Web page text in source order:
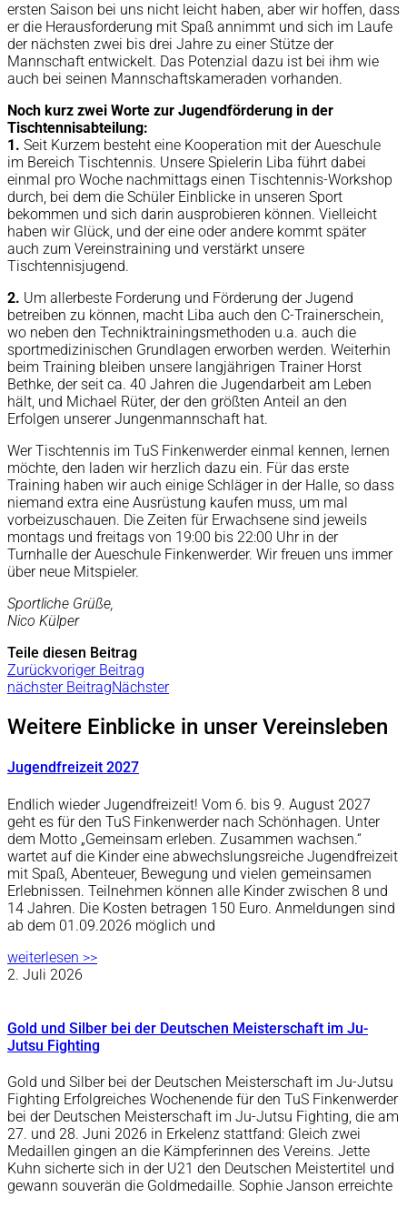
ersten Saison bei uns nicht leicht haben, aber wir hoffen, dass
er die Herausforderung mit Spaß annimmt und sich im Laufe
der nächsten zwei bis drei Jahre zu einer Stütze der
Mannschaft entwickelt. Das Potenzial dazu ist bei ihm wie
auch bei seinen Mannschaftskameraden vorhanden.
Noch kurz zwei Worte zur Jugendförderung in der
Tischtennisabteilung:
1. Seit Kurzem besteht eine Kooperation mit der Aueschule
im Bereich Tischtennis. Unsere Spielerin Liba führt dabei
einmal pro Woche nachmittags einen Tischtennis-Workshop
durch, bei dem die Schüler Einblicke in unseren Sport
bekommen und sich darin ausprobieren können. Vielleicht
haben wir Glück, und der eine oder andere kommt später
auch zum Vereinstraining und verstärkt unsere
Tischtennisjugend.
2. Um allerbeste Forderung und Förderung der Jugend
betreiben zu können, macht Liba auch den C-Trainerschein,
wo neben den Techniktrainingsmethoden u.a. auch die
sportmedizinischen Grundlagen erworben werden. Weiterhin
beim Training bleiben unsere langjährigen Trainer Horst
Bethke, der seit ca. 40 Jahren die Jugendarbeit am Leben
hält, und Michael Rüter, der den größten Anteil an den
Erfolgen unserer Jungenmannschaft hat.
Wer Tischtennis im TuS Finkenwerder einmal kennen, lernen
möchte, den laden wir herzlich dazu ein. Für das erste
Training haben wir auch einige Schläger in der Halle, so dass
niemand extra eine Ausrüstung kaufen muss, um mal
vorbeizuschauen. Die Zeiten für Erwachsene sind jeweils
montags und freitags von 19:00 bis 22:00 Uhr in der
Turnhalle der Aueschule Finkenwerder. Wir freuen uns immer
über neue Mitspieler.
Sportliche Grüße,
Nico Külper
Teile diesen Beitrag
Zurückvoriger Beitrag
nächster BeitragNächster
Weitere Einblicke in unser Vereinsleben
Jugendfreizeit 2027
Endlich wieder Jugendfreizeit! Vom 6. bis 9. August 2027
geht es für den TuS Finkenwerder nach Schönhagen. Unter
dem Motto „Gemeinsam erleben. Zusammen wachsen.“
wartet auf die Kinder eine abwechslungsreiche Jugendfreizeit
mit Spaß, Abenteuer, Bewegung und vielen gemeinsamen
Erlebnissen. Teilnehmen können alle Kinder zwischen 8 und
14 Jahren. Die Kosten betragen 150 Euro. Anmeldungen sind
ab dem 01.09.2026 möglich und
weiterlesen >>
2. Juli 2026
Gold und Silber bei der Deutschen Meisterschaft im Ju-
Jutsu Fighting
Gold und Silber bei der Deutschen Meisterschaft im Ju-Jutsu
Fighting Erfolgreiches Wochenende für den TuS Finkenwerder
bei der Deutschen Meisterschaft im Ju-Jutsu Fighting, die am
27. und 28. Juni 2026 in Erkelenz stattfand: Gleich zwei
Medaillen gingen an die Kämpferinnen des Vereins. Jette
Kuhn sicherte sich in der U21 den Deutschen Meistertitel und
gewann souverän die Goldmedaille. Sophie Janson erreichte